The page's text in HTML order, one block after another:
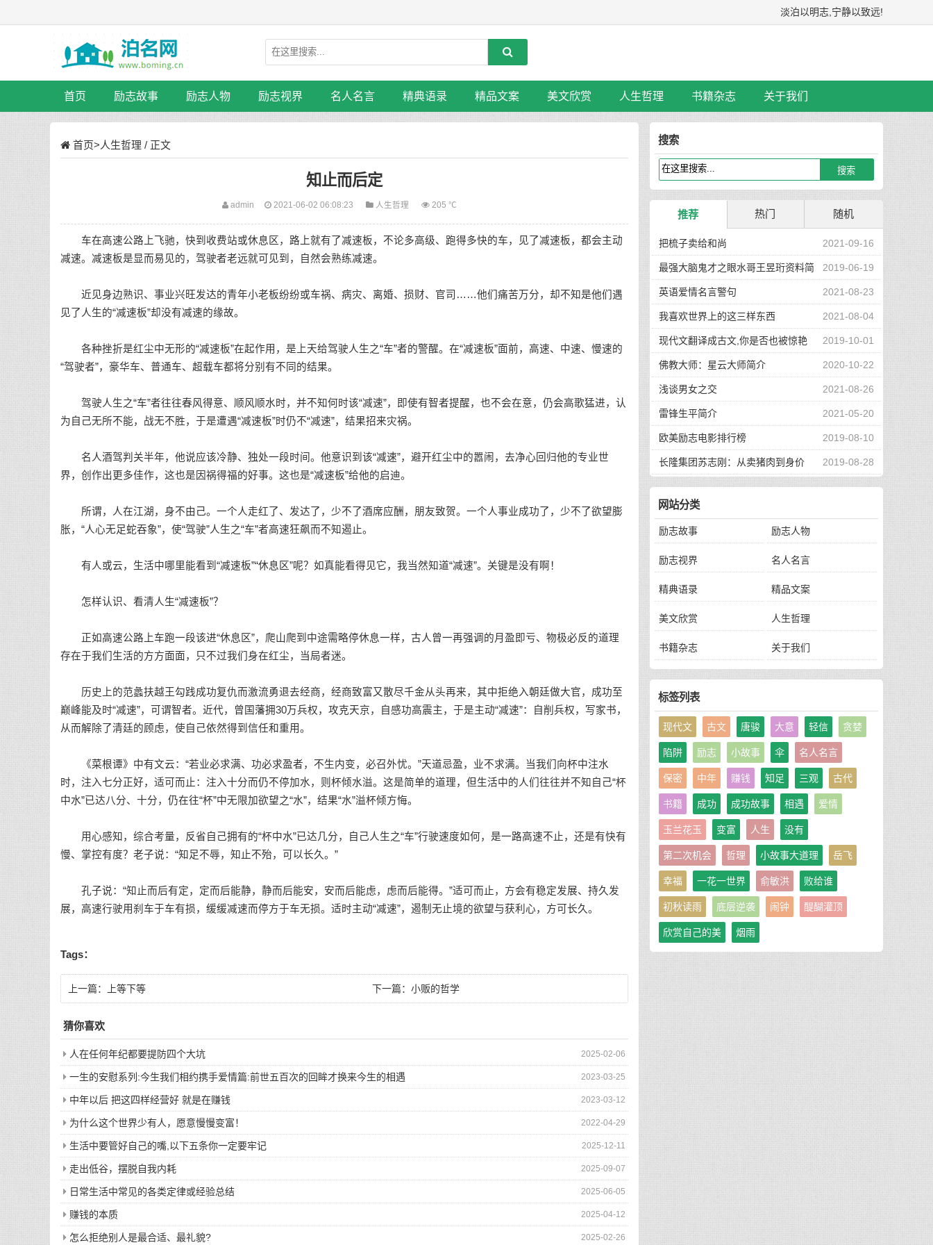
淡泊以明志,宁静以致远!
首页 励志故事 励志人物 励志视界 名人名言 精典语录 精品文案 美文欣赏 人生哲理 书籍杂志 关于我们
首页>人生哲理 / 正文
知止而后定
admin 2021-06-02 06:08:23 人生哲理 205 ℃
车在高速公路上飞驰，快到收费站或休息区，路上就有了减速板，不论多高级、跑得多快的车，见了减速板，都会主动
减速。减速板是显而易见的，驾驶者老远就可见到，自然会熟练减速。
近见身边熟识、事业兴旺发达的青年小老板纷纷或车祸、病灾、离婚、损财、官司……他们痛苦万分，却不知是他们遇
见了人生的“减速板”却没有减速的缘故。
各种挫折是红尘中无形的“减速板”在起作用，是上天给驾驶人生之“车”者的警醒。在“减速板”面前，高速、中速、慢速的
“驾驶者”，豪华车、普通车、超载车都将分别有不同的结果。
驾驶人生之“车”者往往春风得意、顺风顺水时，并不知何时该“减速”，即使有智者提醒，也不会在意，仍会高歌猛进，认
为自己无所不能，战无不胜，于是遭遇“减速板”时仍不“减速”，结果招来灾祸。
名人酒驾判关半年，他说应该冷静、独处一段时间。他意识到该“减速”，避开红尘中的嚣闹，去净心回归他的专业世
界，创作出更多佳作，这也是因祸得福的好事。这也是“减速板”给他的启迪。
所谓，人在江湖，身不由己。一个人走红了、发达了，少不了酒席应酬，朋友致贺。一个人事业成功了，少不了欲望膨
胀，“人心无足蛇吞象”，使“驾驶”人生之“车”者高速狂飙而不知遏止。
有人或云，生活中哪里能看到“减速板”“休息区”呢？如真能看得见它，我当然知道“减速”。关键是没有啊！
怎样认识、看清人生“减速板”？
正如高速公路上车跑一段该进“休息区”，爬山爬到中途需略停休息一样，古人曾一再强调的月盈即亏、物极必反的道理
存在于我们生活的方方面面，只不过我们身在红尘，当局者迷。
历史上的范蠡扶越王勾践成功复仇而激流勇退去经商，经商致富又散尽千金从头再来，其中拒绝入朝廷做大官，成功至
巅峰能及时“减速”，可谓智者。近代，曾国藩拥30万兵权，攻克天京，自感功高震主，于是主动“减速”：自削兵权，写家书，
从而解除了清廷的顾虑，使自己依然得到信任和重用。
《菜根谭》中有文云：“若业必求满、功必求盈者，不生内变，必召外忧。”天道忌盈，业不求满。当我们向杯中注水
时，注入七分正好，适可而止：注入十分而仍不停加水，则杯倾水溢。这是简单的道理，但生活中的人们往往并不知自己“杯
中水”已达八分、十分，仍在往“杯”中无限加欲望之“水”，结果“水”溢杯倾方悔。
用心感知，综合考量，反省自己拥有的“杯中水”已达几分，自己人生之“车”行驶速度如何，是一路高速不止，还是有快有
慢、掌控有度？老子说：“知足不辱，知止不殆，可以长久。”
孔子说：“知止而后有定，定而后能静，静而后能安，安而后能虑，虑而后能得。”适可而止，方会有稳定发展、持久发
展，高速行驶用刹车于车有损，缓缓减速而停方于车无损。适时主动“减速”，遏制无止境的欲望与获利心，方可长久。
Tags：
上一篇： 上等下等 下一篇：小贩的哲学
猜你喜欢
2025-02-06
人在任何年纪都要提防四个大坑
2023-03-25
一生的安慰系列:今生我们相约携手爱情篇:前世五百次的回眸才换来今生的相遇
2023-03-12
中年以后 把这四样经营好 就是在赚钱
2022-04-29
为什么这个世界少有人，愿意慢慢变富！
2025-12-11
生活中要管好自己的嘴,以下五条你一定要牢记
2025-09-07
走出低谷，摆脱自我内耗
2025-06-05
日常生活中常见的各类定律或经验总结
2025-04-12
赚钱的本质
2025-02-26
怎么拒绝别人是最合适、最礼貌?
搜索
推荐 热门 随机
2021-09-16
把梳子卖给和尚
2019-06-19
最强大脑鬼才之眼水哥王昱珩资料简
介 2021-08-23
英语爱情名言警句
2021-08-04
我喜欢世界上的这三样东西
2019-10-01
现代文翻译成古文,你是否也被惊艳
到了 2020-10-22
佛教大师：星云大师简介
2021-08-26
浅谈男女之交
2021-05-20
雷锋生平简介
2019-08-10
欧美励志电影排行榜
2019-08-28
长隆集团苏志刚：从卖猪肉到身价
130亿，他的秘诀是？
网站分类
励志故事 励志人物
励志视界 名人名言
精典语录 精品文案
美文欣赏 人生哲理
书籍杂志 关于我们
标签列表
现代文 古文 唐骏 大意 轻信 贪婪
陷阱 励志 小故事 伞 名人名言
保密 中年 赚钱 知足 三观 古代
书籍 成功 成功故事 相遇 爱情
玉兰花玉 变富 人生 没有
第二次机会 哲理 小故事大道理 岳飞
幸福 一花一世界 俞敏洪 败给谁
初秋读雨 底层逆袭 闹钟 醍醐灌顶
欣赏自己的美 烟雨